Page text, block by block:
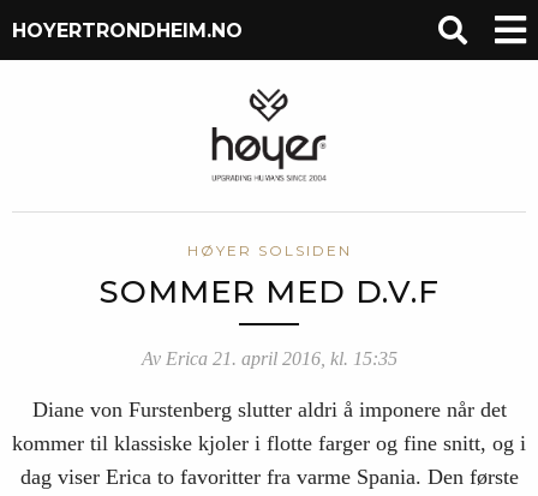
HOYERTRONDHEIM.NO
HØYER SOLSIDEN
SOMMER MED D.V.F
Av Erica 21. april 2016, kl. 15:35
Diane von Furstenberg slutter aldri å imponere når det
kommer til klassiske kjoler i flotte farger og fine snitt, og i
dag viser Erica to favoritter fra varme Spania. Den første